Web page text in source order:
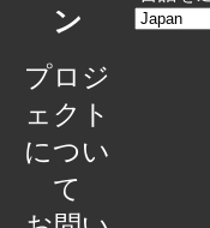
ン
プロジ
ェクト
につい
て